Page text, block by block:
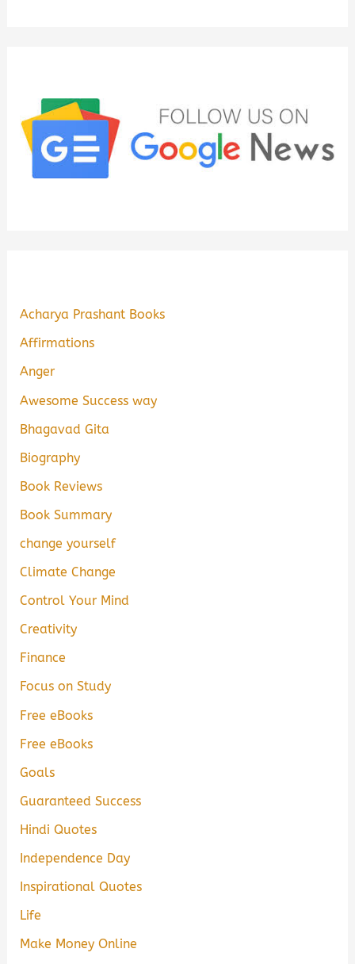
Acharya Prashant Books
Affirmations
Anger
Awesome Success way
Bhagavad Gita
Biography
Book Reviews
Book Summary
change yourself
Climate Change
Control Your Mind
Creativity
Finance
Focus on Study
Free eBooks
Free eBooks
Goals
Guaranteed Success
Hindi Quotes
Independence Day
Inspirational Quotes
Life
Make Money Online